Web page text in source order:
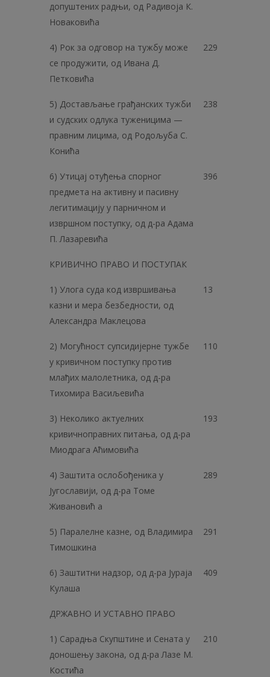
допуштених радњи, од Радивоја К.
Новаковића
4) Рок за одговор на тужбу може
се продужити, од Ивана Д.
Петковића
229
5) Достављање грађанских тужби
и судских одлука туженицима —
правним лицима, од Родољуба С.
Конића
238
6) Утицај отуђења спорног
предмета на активну и пасивну
легитимацију у парничном и
извршном поступку, од д-ра Адама
П. Лазаревића
396
КРИВИЧНО ПРАВО И ПОСТУПАК
1) Улога суда код извршивања
казни и мера безбедности, од
Александра Маклецова
13
2) Могућност супсидијерне тужбе
у кривичном поступку против
млађих малолетника, од д-ра
Тихомира Васиљевића
110
3) Неколико актуелних
кривичноправних питања, од д-ра
Миодрага Аћимовића
193
4) Заштита ослобођеника у
Југославији, од д-ра Томе
Живановић а
289
5) Паралелне казне, од Владимира
Тимошкина
291
6) Заштитни надзор, од д-ра Јураја
Кулаша
409
ДРЖАВНО И УСТАВНО ПРАВО
1) Сарадња Скупштине и Сената у
доношењу закона, од д-ра Лазе М.
Костића
210